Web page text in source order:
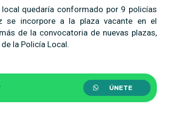
quedaría conformado por 9 policías
se incorpore a la plaza vacante en el
de la convocatoria de nuevas plazas,
la Policía Local.
ÚNETE